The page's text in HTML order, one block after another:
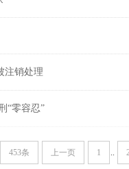
注销处理
“零容忍”
453条 上一页 1 ..